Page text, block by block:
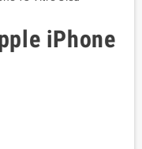
iPhone